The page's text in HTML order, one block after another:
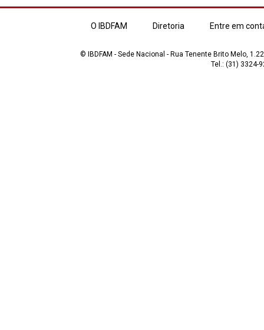
O IBDFAM Diretoria Entre em
© IBDFAM - Sede Nacional - Rua Tenente Brito Melo,
Tel.: (31) 3324-